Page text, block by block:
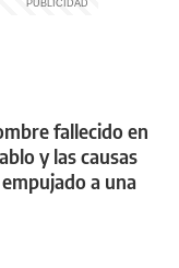
fallecido en
y las causas
a una